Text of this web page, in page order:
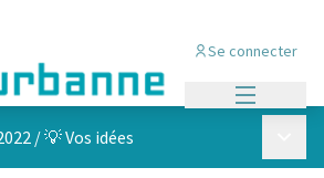
Se connecter
/💡 Vos idées